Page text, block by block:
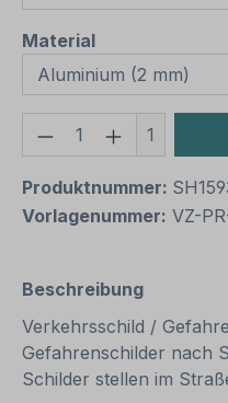
Materialauswählen
Produkt 1
Produktnummer:
Vorlagenummer: VZ-
Beschreibung
Verkehrsschild /
Gefahrenschilder nach
Schilder stellen im